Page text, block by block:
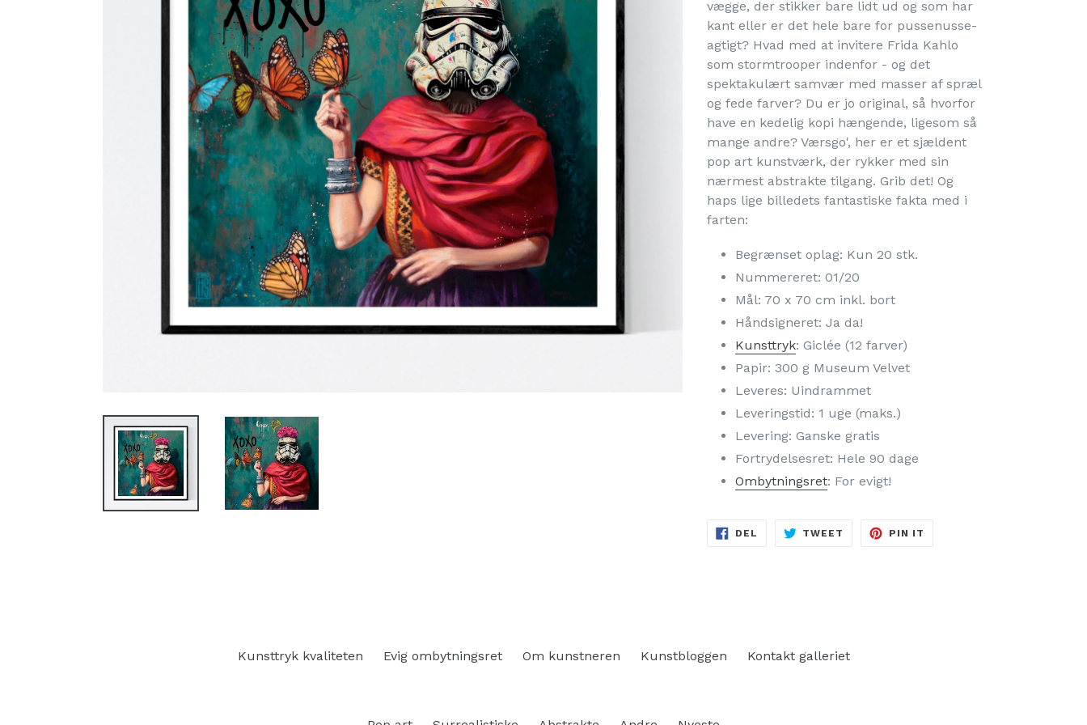
vægge, der stikker bare lidt ud og som har
kant eller er det hele bare for pussenusse-
agtigt? Hvad med at invitere Frida Kahlo
som stormtrooper indenfor - og det
spektakulært samvær med masser af spræl
og fede farver? Du er jo original, så hvorfor
have en kedelig kopi hængende, ligesom så
mange andre? Værsgo', her er et sjældent
pop art kunstværk, der rykker med sin
nærmest abstrakte tilgang. Grib det! Og
haps lige billedets fantastiske fakta med i
farten:
Begrænset oplag: Kun 20 stk.
Nummereret: 01/20
Mål: 70 x 70 cm inkl. bort
Håndsigneret: Ja da!
Kunsttryk: Giclée (12 farver)
Papir: 300 g Museum Velvet
Leveres: Uindrammet
Leveringstid: 1 uge (maks.)
Levering: Ganske gratis
Fortrydelsesret: Hele 90 dage
Ombytningsret: For evigt!
DEL TWEET TWEET
PIN IT
Kunsttryk kvaliteten Evig ombytningsret Om kunstneren Kunstbloggen Kontakt galleriet